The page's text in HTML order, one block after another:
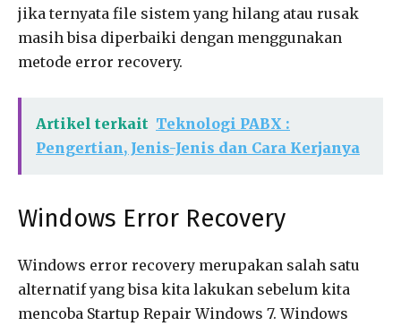
jika ternyata file sistem yang hilang atau rusak
masih bisa diperbaiki dengan menggunakan
metode error recovery.
Artikel terkait Teknologi PABX :
Pengertian, Jenis-Jenis dan Cara Kerjanya
Windows Error Recovery
Windows error recovery merupakan salah satu
alternatif yang bisa kita lakukan sebelum kita
mencoba Startup Repair Windows 7. Windows